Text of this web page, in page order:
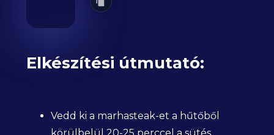
Elkészítési útmutató:
Vedd ki a marhasteak-et a hűtőből